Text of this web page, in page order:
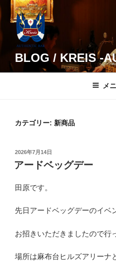
コ
BLOG / KREIS -
メ
カテゴリー: 新商品
投
稿
日:
2026年7月14日
アードベッグデー
田原です。
先日アードベッグデーのイベ
お招きいただきましたので行
場所は麻布台ヒルズアリーナ